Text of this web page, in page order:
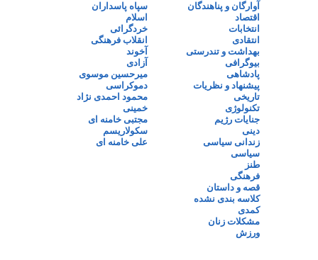
آوارگان و پناهندگان
اقتصاد
انتخابات
انتقادی
بهداشت و تندرستی
بیوگرافی
پادشاهی
پیشنهاد و نظریات
تاریخی
تکنولوژی
جنایات رژیم
دینی
زندانی سیاسی
سیاسی
طنز
فرهنگی
قصه و داستان
کلاسه بندی نشده
کمدی
مشکلات زنان
ورزش
سپاه پاسداران
اسلام
خردگرائی
انقلاب فرهنگی
آخوند
آزادی
میرحسین موسوی
دموکراسی
محمود احمدی نژاد
خمینی
مجتبی خامنه ای
سکولاریسم
علی خامنه ای